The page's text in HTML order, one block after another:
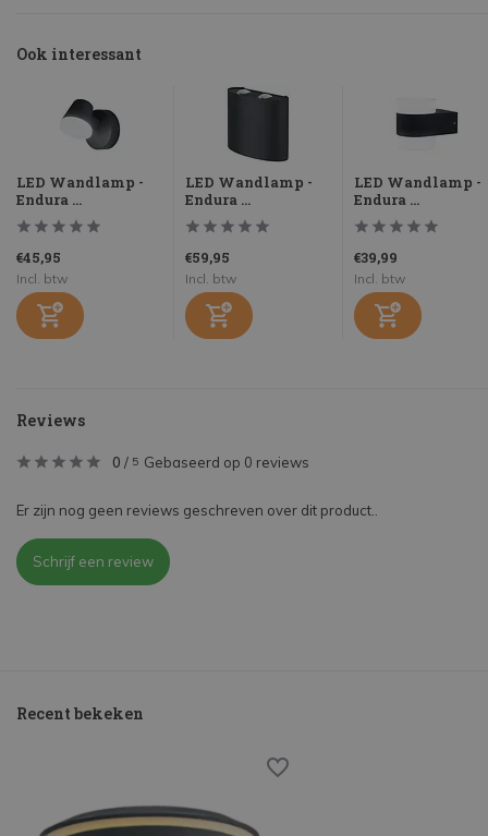
Ook interessant
LED Wandlamp -
Endura ...
€45,95
Incl. btw
LED Wandlamp -
Endura ...
€59,95
Incl. btw
LED Wandlamp -
Endura ...
€39,99
Incl. btw
Reviews
0 / 5 Gebaseerd op 0 reviews
Er zijn nog geen reviews geschreven over dit product..
Schrijf een review
Recent bekeken